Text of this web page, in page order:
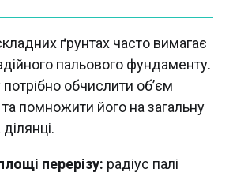
ґрунтах часто вимагає
пальового фундаменту.
обчислити об’єм
помножити його на загальну
перерізу: радіус палі